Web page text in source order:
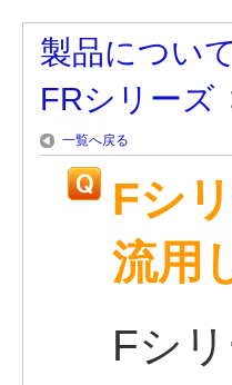
製品について
FRシリーズ
一覧へ戻る
Fシ
流用
Fシ